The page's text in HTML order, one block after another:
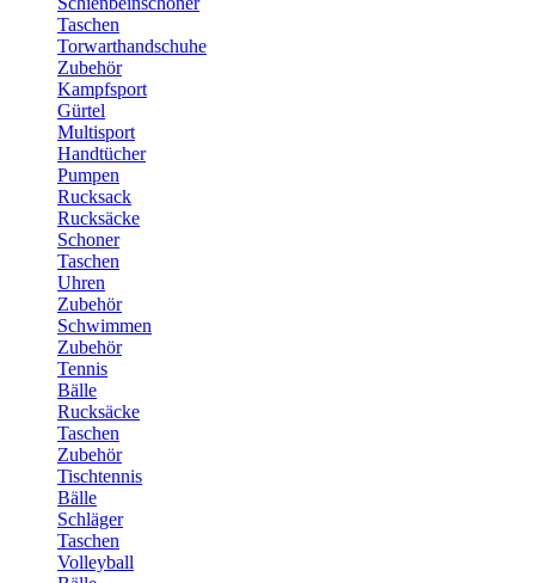
Taschen
Torwarthandschuhe
Zubehör
Kampfsport
Gürtel
Multisport
Handtücher
Pumpen
Rucksack
Rucksäcke
Schoner
Taschen
Uhren
Zubehör
Schwimmen
Zubehör
Tennis
Bälle
Rucksäcke
Taschen
Zubehör
Tischtennis
Bälle
Schläger
Taschen
Volleyball